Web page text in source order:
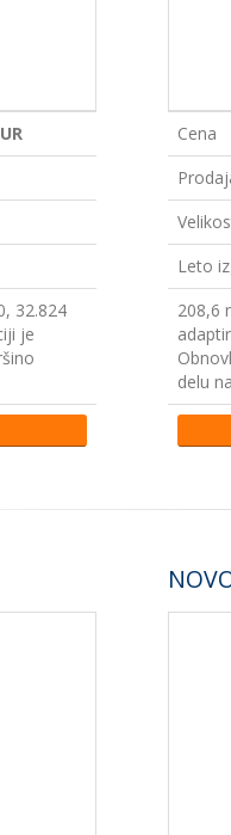
32.824
je
Cena
Leto
208,6
delu